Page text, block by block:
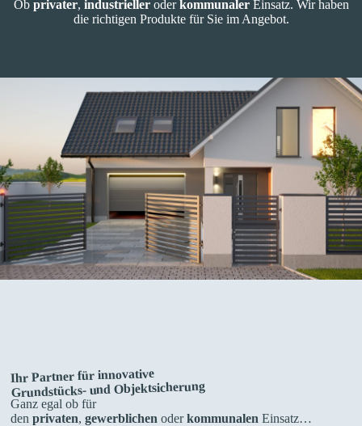
Ob privater, industrielleroderkommunalerEinsatz. Wir haben
die richtigen Produkte für Sie im Angebot.
Ihr Partner für innovative
Grundstücks- und Objektsicherung
Ganz egal ob für
den privaten, gewerblichen oderkommunalen Einsatz…